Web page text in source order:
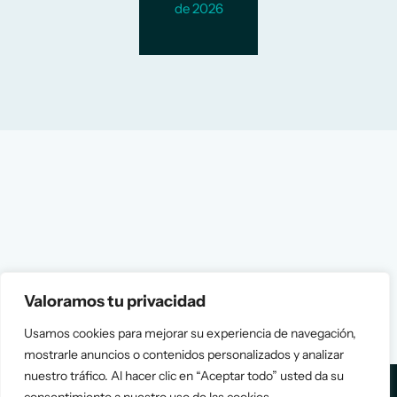
Valoramos tu privacidad
Usamos cookies para mejorar su experiencia de navegación,
mostrarle anuncios o contenidos personalizados y analizar
nuestro tráfico. Al hacer clic en “Aceptar todo” usted da su
de 2026